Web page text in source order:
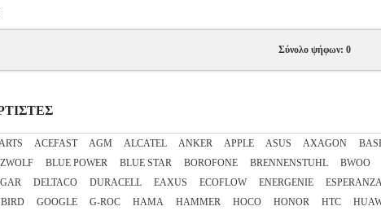
Σύνολο ψήφων: 0
ACEFAST AGM ALCATEL ANKER APPLE ASUS AXAGON
BLUE POWER BLUE STAR BOROFONE BRENNENSTUHL BWOO
DELTACO DURACELL EAXUS ECOFLOW ENERGENIE
GOOGLE G-ROC HAMA HAMMER HOCO HONOR HTC